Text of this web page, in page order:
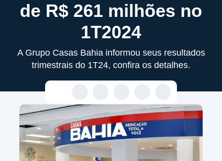
de R$ 261 milhões no
1T2024
A Grupo Casas Bahia informou seus resultados
trimestrais do 1T24, confira os detalhes.